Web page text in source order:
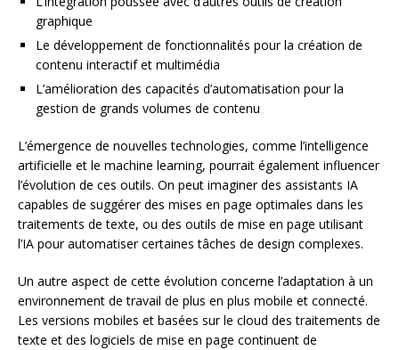
graphique
Le développement de fonctionnalités pour la création de
contenu interactif et multimédia
L’amélioration des capacités d’automatisation pour la
gestion de grands volumes de contenu
L’émergence de nouvelles technologies, comme l’intelligence
artificielle et le machine learning, pourrait également influencer
l’évolution de ces outils. On peut imaginer des assistants IA
capables de suggérer des mises en page optimales dans les
traitements de texte, ou des outils de mise en page utilisant
l’IA pour automatiser certaines tâches de design complexes.
Un autre aspect de cette évolution concerne l’adaptation à un
environnement de travail de plus en plus mobile et connecté.
Les versions mobiles et basées sur le cloud des traitements de
texte et des logiciels de mise en page continuent de